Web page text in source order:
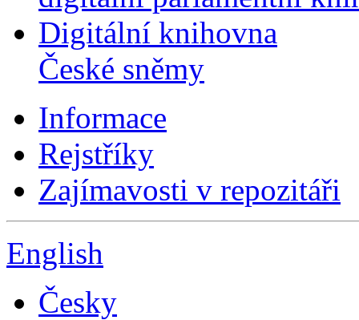
Digitální knihovna
České sněmy
Informace
Rejstříky
Zajímavosti v repozitáři
English
Česky